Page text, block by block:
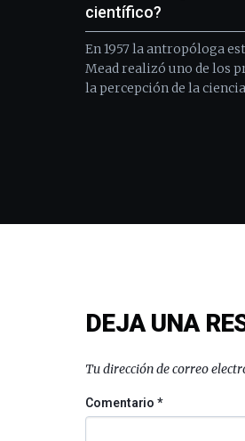
científico?
En 1957 la antropóloga
Mead realizó uno de los
la percepción de la
DEJA UNA
Tu dirección de correo
Comentario*